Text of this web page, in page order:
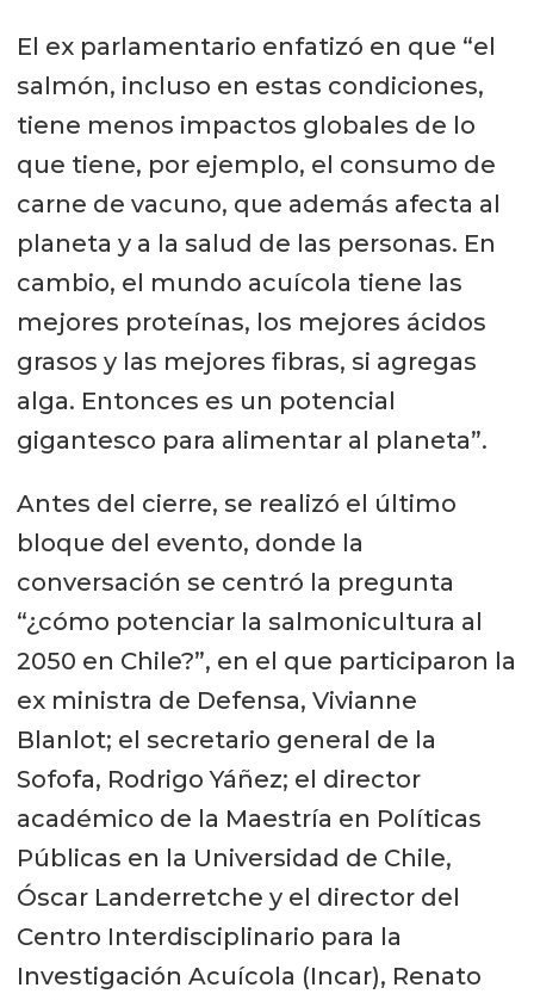
El ex parlamentario enfatizó en que “el
salmón, incluso en estas condiciones,
tiene menos impactos globales de lo
que tiene, por ejemplo, el consumo de
carne de vacuno, que además afecta al
planeta y a la salud de las personas. En
cambio, el mundo acuícola tiene las
mejores proteínas, los mejores ácidos
grasos y las mejores fibras, si agregas
alga. Entonces es un potencial
gigantesco para alimentar al planeta”.
Antes del cierre, se realizó el último
bloque del evento, donde la
conversación se centró la pregunta
“¿cómo potenciar la salmonicultura al
2050 en Chile?”, en el que participaron la
ex ministra de Defensa, Vivianne
Blanlot; el secretario general de la
Sofofa, Rodrigo Yáñez; el director
académico de la Maestría en Políticas
Públicas en la Universidad de Chile,
Óscar Landerretche y el director del
Centro Interdisciplinario para la
Investigación Acuícola (Incar), Renato